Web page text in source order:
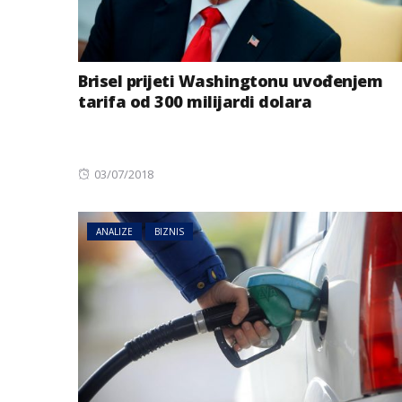
Brisel prijeti Washingtonu uvođenjem
tarifa od 300 milijardi dolara
Posted
03/07/2018
ANALIZE BIZNIS